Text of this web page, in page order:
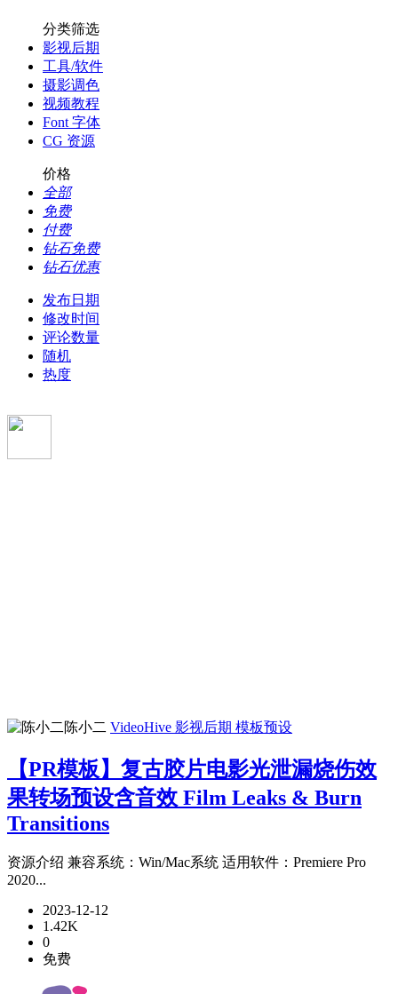
分类筛选
影视后期
工具/软件
摄影调色
视频教程
Font 字体
CG 资源
价格
全部
免费
付费
钻石免费
钻石优惠
发布日期
修改时间
评论数量
随机
热度
陈小二 VideoHive 影视后期 模板预设
【PR模板】复古胶片电影光泄漏烧伤效
果转场预设含音效 Film Leaks & Burn
Transitions
资源介绍 兼容系统：Win/Mac系统 适用软件：Premiere Pro
2020...
2023-12-12
1.42K
0
免费